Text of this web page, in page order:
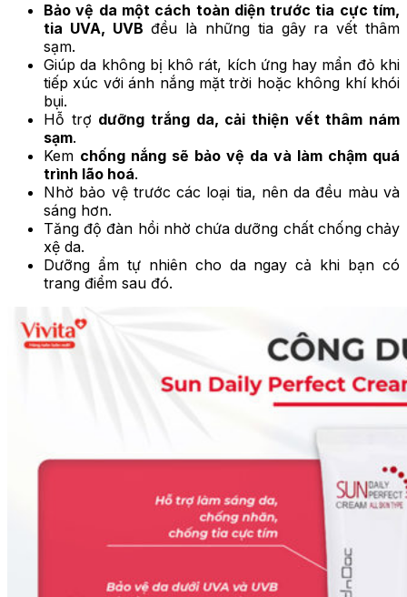
Bảo vệ da một cách toàn diện trước tia cực tím,
tia UVA, UVB đều là những tia gây ra vết thâm
sạm.
Giúp da không bị khô rát, kích ứng hay mẩn đỏ khi
tiếp xúc với ánh nắng mặt trời hoặc không khí khói
bụi.
Hỗ trợ dưỡng trắng da, cải thiện vết thâm nám
sạm.
Kem chống nắng sẽ bảo vệ da và làm chậm quá
trình lão hoá.
Nhờ bảo vệ trước các loại tia, nên da đều màu và
sáng hơn.
Tăng độ đàn hồi nhờ chứa dưỡng chất chống chảy
xệ da.
Dưỡng ẩm tự nhiên cho da ngay cả khi bạn có
trang điểm sau đó.